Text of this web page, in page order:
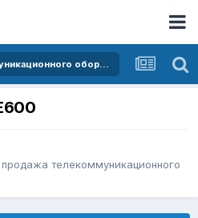
Покупка и продажа телекоммуникационного оборудования
телекоммуникационного